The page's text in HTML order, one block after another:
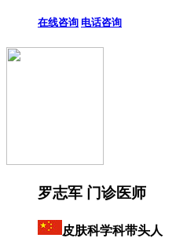
在线咨询 电话咨询
罗志军 门诊医师
皮肤科学科带头人